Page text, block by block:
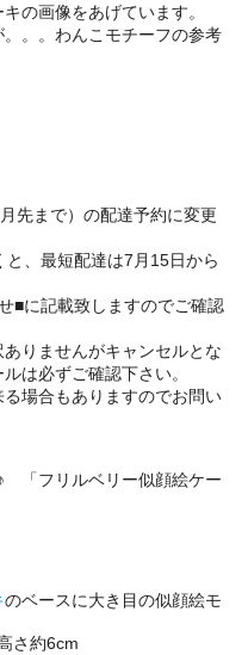
の画像をあげています。
。。わんこモチーフの参考
先まで）の配達予約に変更
、最短配達は7月15日から
■に記載致しますのでご確認
りませんがキャンセルとな
は必ずご確認下さい。
場合もありますのでお問い
「フリルベリー似顔絵ケー
のベースに大き目の似顔絵モ
さ約6cm